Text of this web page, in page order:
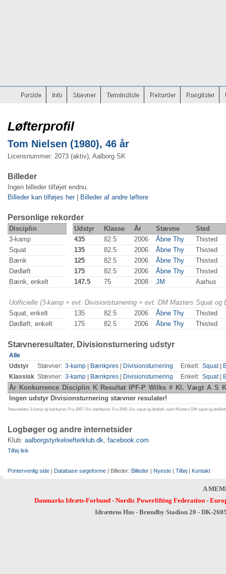
Forside Info Stævner Terminsliste Rekorder Ranglister
Løfterprofil
Tom Nielsen (1980), 46 år
Licensnummer: 2073 (aktiv), Aalborg SK
Billeder
Ingen billeder tilføjet endnu.
Billeder kan tilføjes her| Billeder af andre løftere
Personlige rekorder
Disciplin Udstyr Klasse År Stævne
Sted
3-kamp
435 82.5 2006 Åbne Thy
Thisted
Squat
135 82.5 2006 Åbne Thy
Thisted
Bænk
125 82.5 2006 Åbne Thy
Thisted
Dødløft
175 82.5 2006 Åbne Thy
Thisted
Bænk, enkelt
147.5 75 2008 JM Aarhus
Uofficielle (3-kamp + evt. Divisionsturnering + evt. DM Masters Squat
Squat, enkelt
135 82.5 2006 Åbne Thy
Thisted
Dødløft, enkelt
175 82.5 2006 Åbne Thy Thisted
Stævneresultater, Divisionsturnering udstyr
Alle
Udstyr
Stævner: 3-kamp Bænkpres Divisionsturnering Enkelt: Squat|
Klassisk Stævner: 3-kamp Bænkpres Divisionsturnering Enkelt: Squat|
År Konkurrence Disciplin K Resultat IPF-P Wilks # Kl. Vægt A S
Ingen udstyr Divisionsturnering stævner resulater!
Stævnedata: 3-kamp og bænkpres: Fra 1997. Div. bænkpres: Fra 2000. Div. squat og dødløft, samt Masters DM squat og
Logbøger og andre internetsider
Klub: aalborgstyrkeloefterklub.dk, facebook.com
Tilføj link
Printervenlig side | Database søgeforme | Billeder: Billeder | Nyeste | Tilføj | Kontakt
A
Danmarks Idræts-Forbund- Nordic Powerlifting Federation-
Idrættens Hus - Brøndby Stadion 20 - DK-